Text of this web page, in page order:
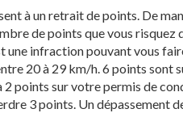
à un retrait de points. De
de points que vous risquez
une infraction pouvant vous
20 à 29 km/h. 6 points sont
points sur votre permis de
3 points. Un dépassement